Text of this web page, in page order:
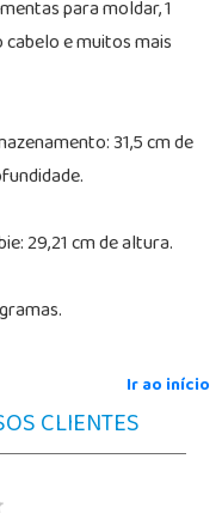
para moldar, 1
cabelo e muitos mais
31,5 cm de
29,21 cm de altura.
Ir ao início
CLIENTES